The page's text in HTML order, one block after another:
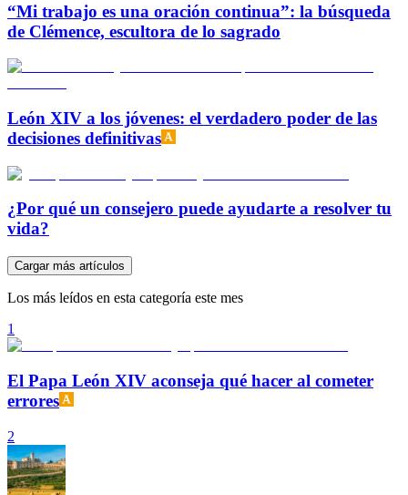
“Mi trabajo es una oración continua”: la búsqueda
de Clémence, escultora de lo sagrado
León XIV a los jóvenes: el verdadero poder de las
decisiones definitivas
¿Por qué un consejero puede ayudarte a resolver tu
vida?
Cargar más artículos
Los más leídos en esta categoría este mes
1
El Papa León XIV aconseja qué hacer al cometer
errores
2